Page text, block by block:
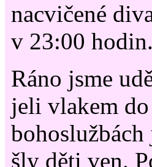
nacvičené
v 23:00 hodin.
Ráno jsme
jeli vlakem
bohoslužbách
šly děti ven.